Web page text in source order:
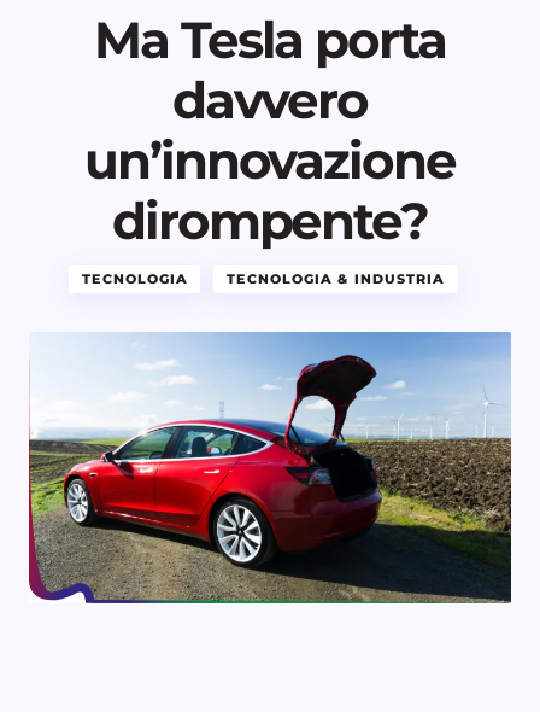
Ma Tesla porta
davvero
un’innovazione
dirompente?
TECNOLOGIA TECNOLOGIA & INDUSTRIA